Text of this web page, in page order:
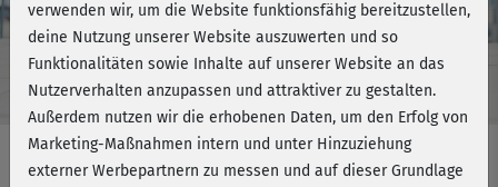
Männersache
Unsere beliebtesten Kurse unter
Männern
verwenden wir, um die Website funktionsfähig bereitzustellen,
deine Nutzung unserer Website auszuwerten und so
Funktionalitäten sowie Inhalte auf unserer Website an das
Nutzerverhalten anzupassen und attraktiver zu gestalten.
Außerdem nutzen wir die erhobenen Daten, um den Erfolg von
Marketing-Maßnahmen intern und unter Hinzuziehung
externer Werbepartnern zu messen und auf dieser Grundlage